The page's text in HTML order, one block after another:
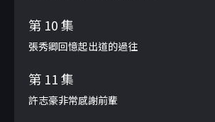
第 10 集
張秀卿回憶起出道的過往
第 11 集
許志豪非常感謝前輩